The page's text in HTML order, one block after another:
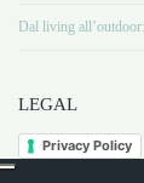
Dal living
LEGAL
Privacy Policy